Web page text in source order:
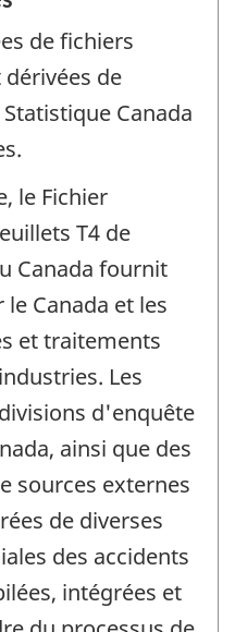
de fichiers
de
Canada
le Fichier
T4 de
Canada fournit
Canada et les
et traitements
Les
d'enquête
ainsi que des
sources externes
de diverses
des accidents
intégrées et